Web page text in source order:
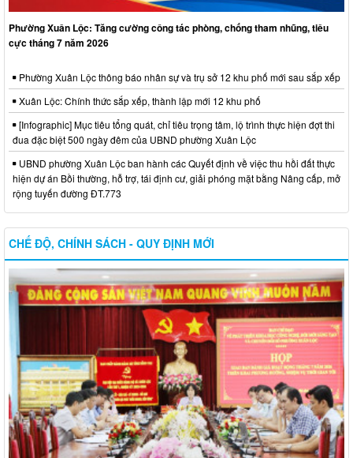
Phường Xuân Lộc: Tăng cường công tác phòng, chống tham nhũng, tiêu
cực tháng 7 năm 2026
Phường Xuân Lộc thông báo nhân sự và trụ sở 12 khu phố mới sau sắp xếp
Xuân Lộc: Chính thức sắp xếp, thành lập mới 12 khu phố
[Infographic] Mục tiêu tổng quát, chỉ tiêu trọng tâm, lộ trình thực hiện đợt thi
đua đặc biệt 500 ngày đêm của UBND phường Xuân Lộc
UBND phường Xuân Lộc ban hành các Quyết định về việc thu hồi đất thực
hiện dự án Bồi thường, hỗ trợ, tái định cư, giải phóng mặt bằng Nâng cấp, mở
rộng tuyến đường ĐT.773
CHẾ ĐỘ, CHÍNH SÁCH - QUY ĐỊNH MỚI